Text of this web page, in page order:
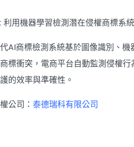
利用機器學習檢測潛在侵權商標
AI商標檢測系統基於圖像識別、
標衝突，電商平台自動監測侵權
的效率與準確性。
公司： 泰德瑞科有限公司